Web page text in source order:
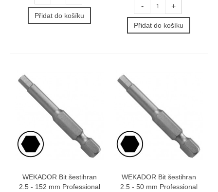
Přidat do košíku
- +
Přidat do košíku
WEKADOR Bit šestihran
2.5 - 152 mm Professional
WEKADOR Bit šestihran
2.5 - 50 mm Professional